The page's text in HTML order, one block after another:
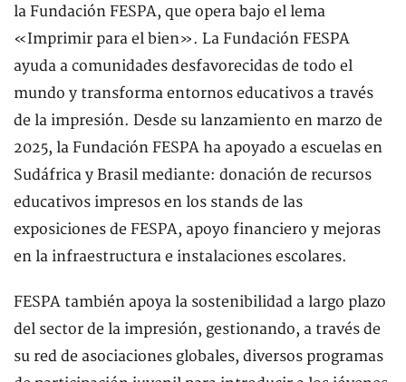
la Fundación FESPA, que opera bajo el lema
«Imprimir para el bien». La Fundación FESPA
ayuda a comunidades desfavorecidas de todo el
mundo y transforma entornos educativos a través
de la impresión. Desde su lanzamiento en marzo de
2025, la Fundación FESPA ha apoyado a escuelas en
Sudáfrica y Brasil mediante: donación de recursos
educativos impresos en los stands de las
exposiciones de FESPA, apoyo financiero y mejoras
en la infraestructura e instalaciones escolares.
FESPA también apoya la sostenibilidad a largo plazo
del sector de la impresión, gestionando, a través de
su red de asociaciones globales, diversos programas